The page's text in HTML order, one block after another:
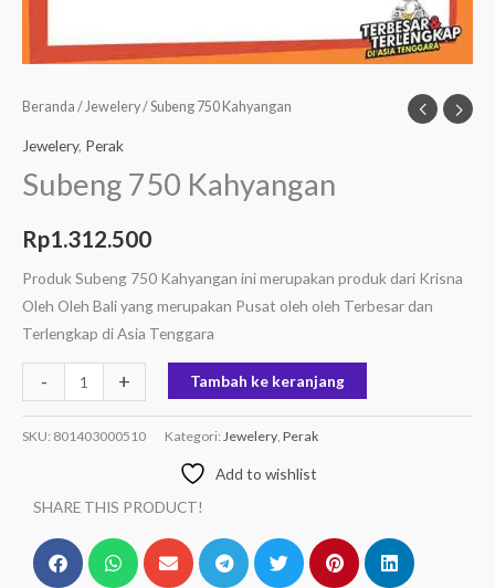
Beranda /Jewelery/ Subeng 750 Kahyangan
Jewelery, Perak
Subeng 750 Kahyangan
Rp1.312.500
Produk Subeng 750 Kahyangan ini merupakan produk dari Krisna
Oleh Oleh Bali yang merupakan Pusat oleh oleh Terbesar dan
Terlengkap di Asia Tenggara
- + Tambah ke keranjang
SKU: 801403000510 Kategori: Jewelery Perak
Add to wishlist
SHARE THIS PRODUCT!